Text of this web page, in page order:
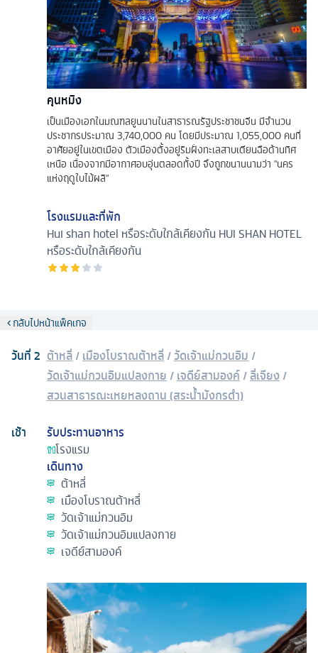
คุนหมิง
เป็นเมืองเอกในมณฑลยูนนานในสาธารณรัฐประชาชนจีน มีจำนวน
ประชากรประมาณ 3,740,000 คน โดยมีประมาณ 1,055,000 คนที่
อาศัยอยู่ในเขตเมือง ตัวเมืองตั้งอยู่ริมฝั่งทะเลสาบเตียนฉือด้านทิศ
เหนือ เนื่องจากมีอากาศอบอุ่นตลอดทั้งปี จึงถูกขนานนามว่า "นคร
แห่งฤดูใบไม้ผลิ"
โรงแรมและที่พัก
Hui shan hotel หรือระดับใกล้เคียงกัน HUI SHAN HOTEL
หรือระดับใกล้เคียงกัน
กลับไปหน้าแพ็คเกจ
วันที่2 ต้าหลี่/เมืองโบราณต้าหลี่/วัดเจ้าแม่กวนอิม /
วัดเจ้าแม่กวนอิมแปลงกาย /เจดีย์สามองค์/ลี่เจียง/
สวนสาธารณะเหยหลงถาน (สระน้ำมังกรดำ)
เช้า
รับประทานอาหาร
โรงแรม
เดินทาง
ต้าหลี่
เมืองโบราณต้าหลี่
วัดเจ้าแม่กวนอิม
วัดเจ้าแม่กวนอิมแปลงกาย
เจดีย์สามองค์